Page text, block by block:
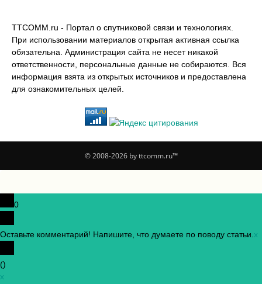
TTCOMM.ru - Портал о спутниковой связи и технологиях.
При использовании материалов открытая активная ссылка
обязательна. Администрация сайта не несет никакой
ответственности, персональные данные не собираются. Вся
информация взята из открытых источников и предоставлена
для ознакомительных целей.
© 2008-2026 by ttcomm.ru™
0
Оставьте комментарий! Напишите, что думаете по поводу статьи. x
()
x